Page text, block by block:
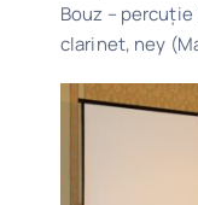
Bouz –
clarinet, ney